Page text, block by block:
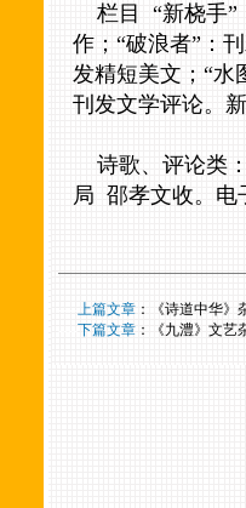
栏目 “新桡手”
作；“破浪者”：
发精短美文；“水
刊发文学评论。
诗歌、评论类：
局 邵孝文收。电
上篇文章：
《诗道中华》
下篇文章： 《九澧》文艺